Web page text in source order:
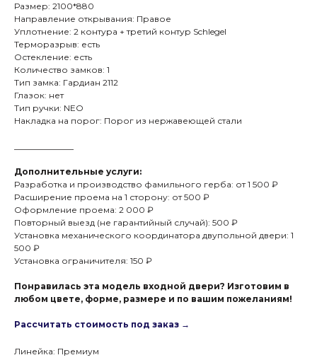
Размер: 2100*880
Направление открывания: Правое
Уплотнение: 2 контура + третий контур Schlegel
Терморазрыв: есть
Остекление: есть
Количество замков: 1
Тип замка: Гардиан 2112
Глазок: нет
Тип ручки: NEO
Накладка на порог: Порог из нержавеющей стали
Дополнительные услуги:
Разработка и производство фамильного герба: от 1 500 ₽
Расширение проема на 1 сторону: от 500 ₽
Оформление проема: 2 000 ₽
Повторный выезд (не гарантийный случай): 500 ₽
Установка механического координатора двупольной двери: 1
500 ₽
Установка ограничителя: 150 ₽
Понравилась эта модель входной двери? Изготовим в
любом цвете, форме, размере и по вашим пожеланиям!
Рассчитать стоимость под заказ →
Линейка: Премиум